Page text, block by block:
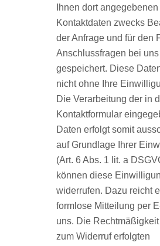
Ihnen dort angegebenen
Kontaktdaten zwecks
der Anfrage und für den
Anschlussfragen bei uns
gespeichert. Diese
nicht ohne Ihre
Die Verarbeitung der in
Kontaktformular
Daten erfolgt somit
auf Grundlage Ihrer
(Art. 6 Abs. 1 lit. a
können diese
widerrufen. Dazu reicht
formlose Mitteilung per
uns. Die
zum Widerruf erfolgten